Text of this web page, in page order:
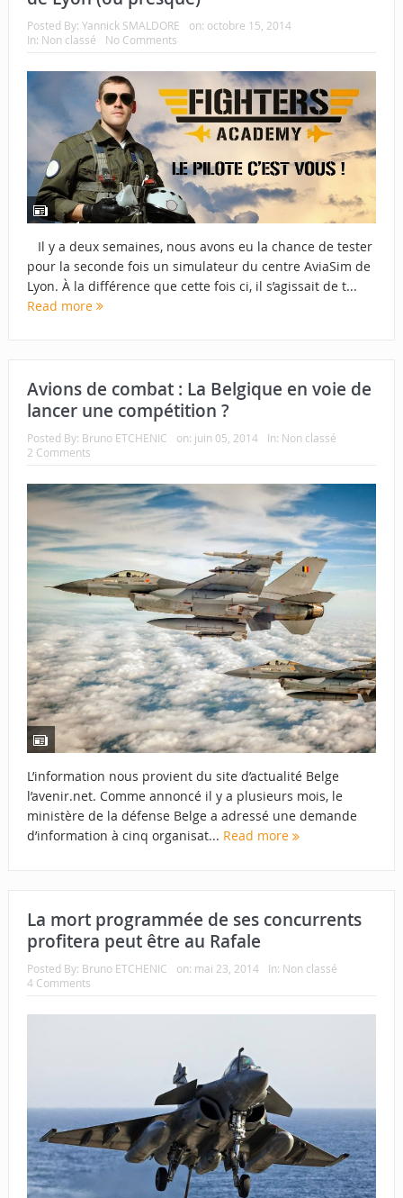
Posted By: Yannick SMALDORE on: octobre 15, 2014
In: Non classé No Comments
Il y a deux semaines, nous avons eu la chance de tester
pour la seconde fois un simulateur du centre AviaSim de
Lyon. À la différence que cette fois ci, il s’agissait de t...
Read more
Avions de combat : La Belgique en voie de
lancer une compétition ?
Posted By: Bruno ETCHENIC on: juin 05, 2014 In: Non classé
2 Comments
L’information nous provient du site d’actualité Belge
l’avenir.net. Comme annoncé il y a plusieurs mois, le
ministère de la défense Belge a adressé une demande
d’information à cinq organisat... Read more
La mort programmée de ses concurrents
profitera peut être au Rafale
Posted By: Bruno ETCHENIC on: mai 23, 2014 In: Non classé
4 Comments